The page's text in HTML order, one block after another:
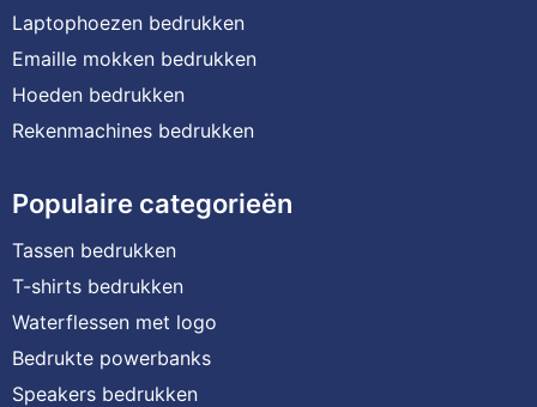
Laptophoezen bedrukken
Emaille mokken bedrukken
Hoeden bedrukken
Rekenmachines bedrukken
Populaire categorieën
Tassen bedrukken
T-shirts bedrukken
Waterflessen met logo
Bedrukte powerbanks
Speakers bedrukken